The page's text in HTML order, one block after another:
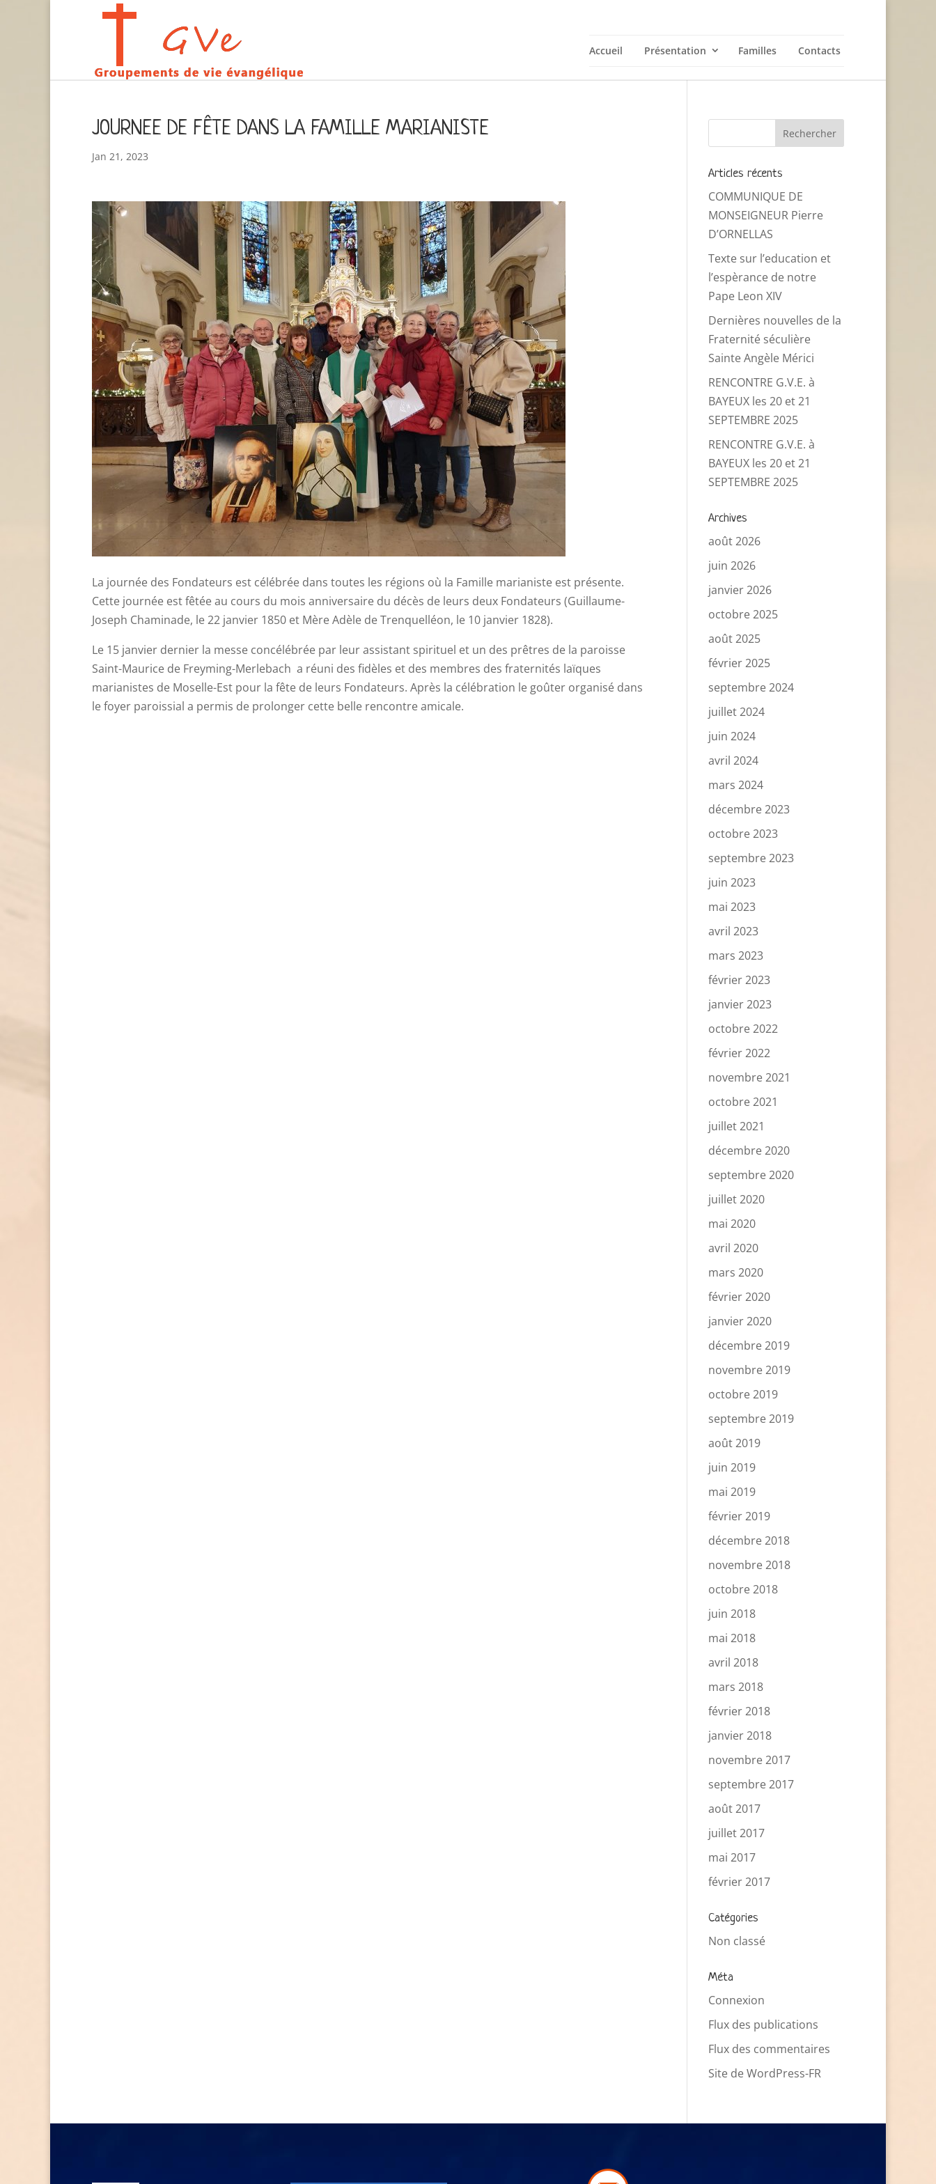
Accueil Présentation Familles Contacts
JOURNEE DE FÊTE DANS LA FAMILLE MARIANISTE
Jan 21, 2023
La journée des Fondateurs est célébrée dans toutes les régions où la Famille marianiste est présente.
Cette journée est fêtée au cours du mois anniversaire du décès de leurs deux Fondateurs (Guillaume-
Joseph Chaminade, le 22 janvier 1850 et Mère Adèle de Trenquelléon, le 10 janvier 1828).
Le 15 janvier dernier la messe concélébrée par leur assistant spirituel et un des prêtres de la paroisse
Saint-Maurice de Freyming-Merlebach a réuni des fidèles et des membres des fraternités laïques
marianistes de Moselle-Est pour la fête de leurs Fondateurs. Après la célébration le goûter organisé dans
le foyer paroissial a permis de prolonger cette belle rencontre amicale.
Articles récents
COMMUNIQUE DE
MONSEIGNEUR Pierre
D’ORNELLAS
Texte sur l’education et
l’espèrance de notre
Pape Leon XIV
Dernières nouvelles de la
Fraternité séculière
Sainte Angèle Mérici
RENCONTRE G.V.E. à
BAYEUX les 20 et 21
SEPTEMBRE 2025
RENCONTRE G.V.E. à
BAYEUX les 20 et 21
SEPTEMBRE 2025
Archives
août 2026
juin 2026
janvier 2026
octobre 2025
août 2025
février 2025
septembre 2024
juillet 2024
juin 2024
avril 2024
mars 2024
décembre 2023
octobre 2023
septembre 2023
juin 2023
mai 2023
avril 2023
mars 2023
février 2023
janvier 2023
octobre 2022
février 2022
novembre 2021
octobre 2021
juillet 2021
décembre 2020
septembre 2020
juillet 2020
mai 2020
avril 2020
mars 2020
février 2020
janvier 2020
décembre 2019
novembre 2019
octobre 2019
septembre 2019
août 2019
juin 2019
mai 2019
février 2019
décembre 2018
novembre 2018
octobre 2018
juin 2018
mai 2018
avril 2018
mars 2018
février 2018
janvier 2018
novembre 2017
septembre 2017
août 2017
juillet 2017
mai 2017
février 2017
Catégories
Non classé
Méta
Connexion
Flux des publications
Flux des commentaires
Site de WordPress-FR